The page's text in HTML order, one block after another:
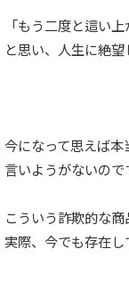
「もう二度と這い
と思い、人生に絶望
今になって思えば
言いようがないので
こういう詐欺的な
実際、今でも存在し